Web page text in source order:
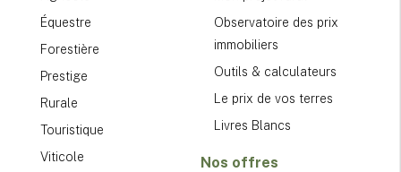
Équestre
Forestière
Prestige
Rurale
Touristique
Viticole
Observatoire des prix
immobiliers
Outils & calculateurs
Le prix de vos terres
Livres Blancs
Nos offres